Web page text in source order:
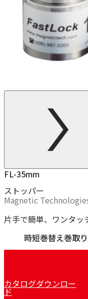
FL-35mm
ストッパー
Magnetic
片手で簡単、ワンタッ
時短巻替え巻取り
カタログダウンロー
ド